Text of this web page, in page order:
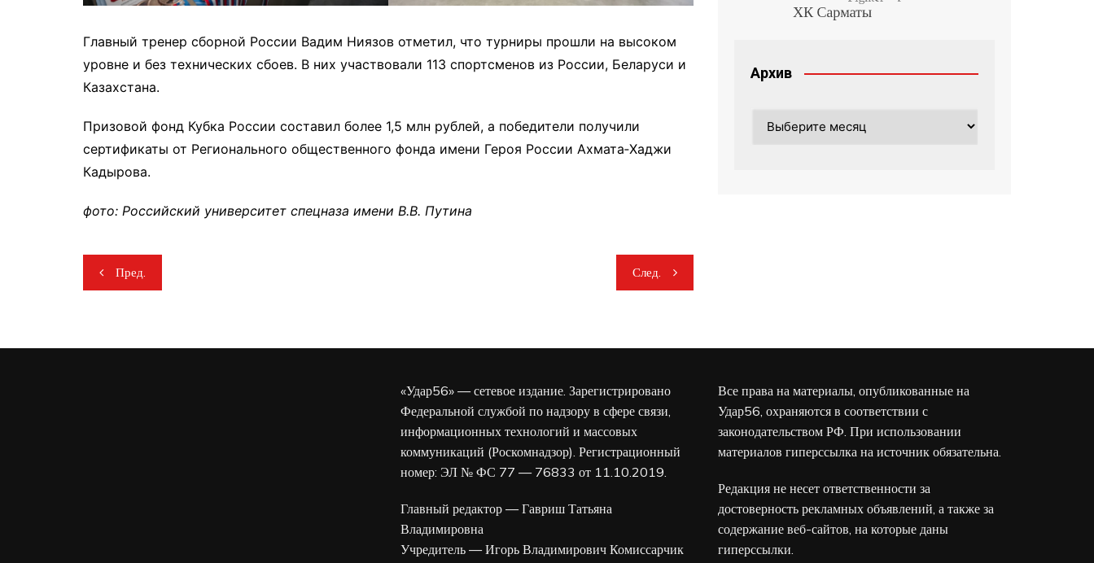
Главный тренер сборной России Вадим Ниязов отметил, что турниры прошли на высоком
уровне и без технических сбоев. В них участвовали 113 спортсменов из России, Беларуси и
Казахстана.
Призовой фонд Кубка России составил более 1,5 млн рублей, а победители получили
сертификаты от Регионального общественного фонда имени Героя России Ахмата‑Хаджи
Кадырова.
фото: Российский университет спецназа имени В.В. Путина
Навигация
по
Пред. След.
Архив
«Удар56» — сетевое издание. Зарегистрировано
Федеральной службой по надзору в сфере связи,
информационных технологий и массовых
коммуникаций (Роскомнадзор). Регистрационный
номер: ЭЛ № ФС 77 — 76833 от 11.10.2019.
Главный редактор — Гавриш Татьяна
Владимировна
Учредитель — Игорь Владимирович Комиссарчик
Все права на материалы, опубликованные на
Удар56, охраняются в соответствии с
законодательством РФ. При использовании
материалов гиперссылка на источник обязательна.
Редакция не несет ответственности за
достоверность рекламных объявлений, а также за
содержание веб-сайтов, на которые даны
гиперссылки.